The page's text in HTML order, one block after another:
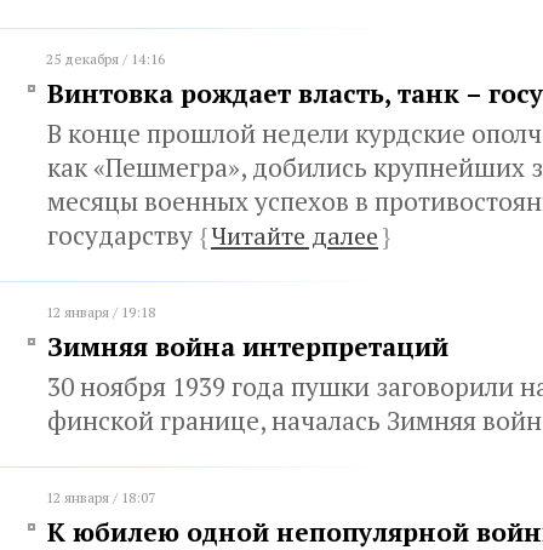
25 декабря / 14:16
Винтовка рождает власть, танк –
В конце прошлой недели курдские
как «Пешмегра», добились крупнейших
месяцы военных успехов в
государству {Читайте далее}
12 января / 19:18
Зимняя война интерпретаций
30 ноября 1939 года пушки заговорили
финской границе, началась Зимняя
12 января / 18:07
К юбилею одной непопулярной